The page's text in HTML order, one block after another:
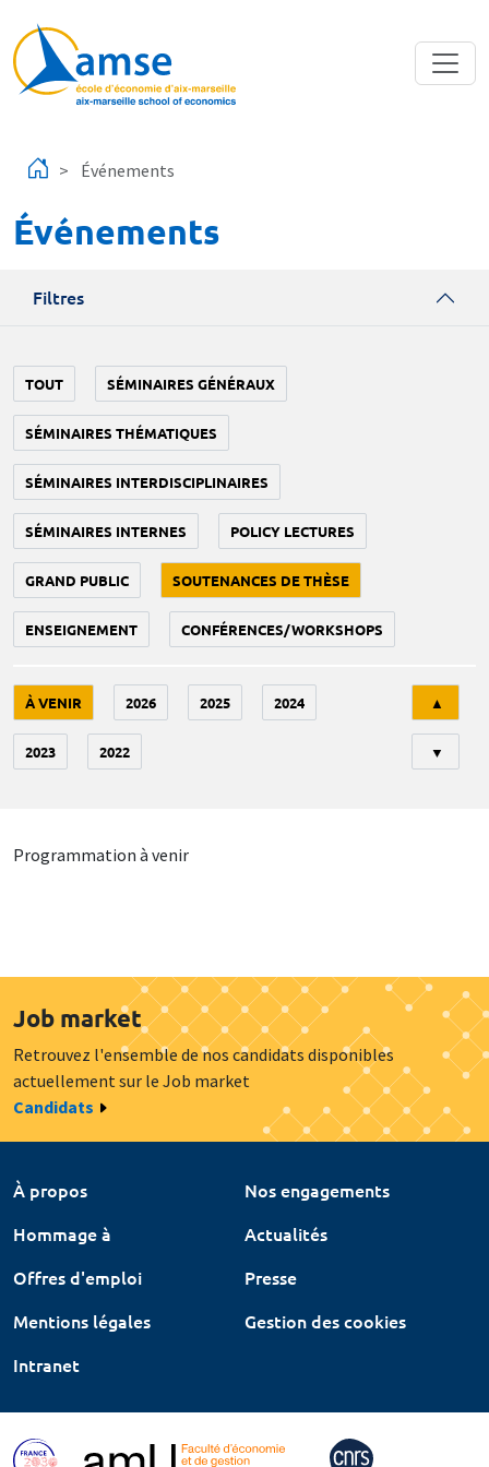
Événements
Événements
Filtres
TOUT SÉMINAIRES GÉNÉRAUX
SÉMINAIRES THÉMATIQUES
SÉMINAIRES INTERDISCIPLINAIRES
SÉMINAIRES INTERNES POLICY LECTURES
GRAND PUBLIC SOUTENANCES DE THÈSE
ENSEIGNEMENT CONFÉRENCES/WORKSHOPS
À VENIR 2026 2025 2024
2023 2022
▲
▼
Programmation à venir
Job market
Retrouvez l'ensemble de nos candidats disponibles
actuellement sur le Job market
Candidats
À propos
Nos engagements
Hommage à
Actualités
Offres d'emploi
Presse
Mentions légales
Gestion des cookies
Intranet